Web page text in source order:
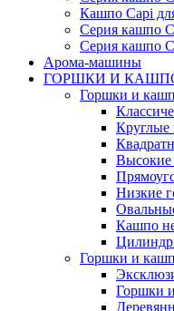
Кашпо Capi
Серия кашпо
Серия кашпо
Арома-машины
ГОРШКИ И
Горшки и
Высокие
Низкие
Кашпо
Горшки и
Горшки